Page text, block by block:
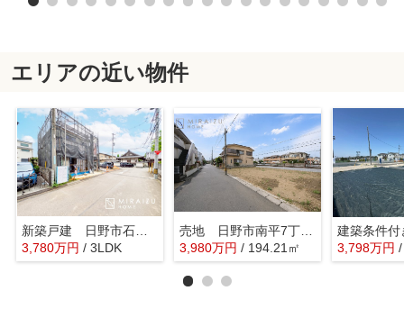
エリアの近い物件
新築戸建 日野市石田 全4区画
3,780万円 / 3LDK
売地 日野市南平7丁目 全1区画
3,980万円 / 194.21㎡ 3,798万円